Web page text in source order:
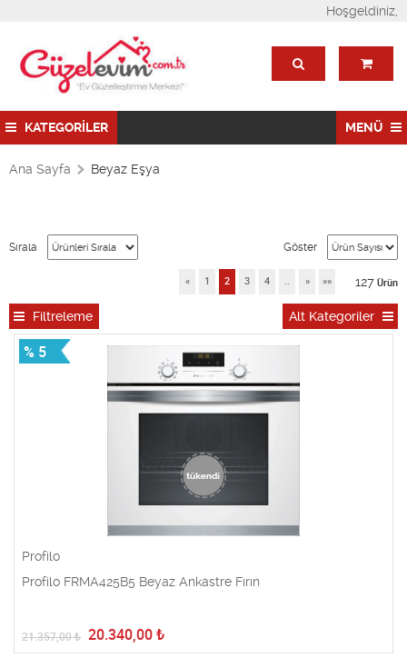
Hoşgeldiniz,
KATEGORİLER MENÜ
Ana Sayfa Beyaz Eşya
Sırala Göster
127 Ürün
« 1 2 3 4 .. » »»
Filtreleme Alt Kategoriler
% 5
Profilo
Profilo FRMA425B5 Beyaz Ankastre Fırın
21.357,00₺ 20.340,00 ₺